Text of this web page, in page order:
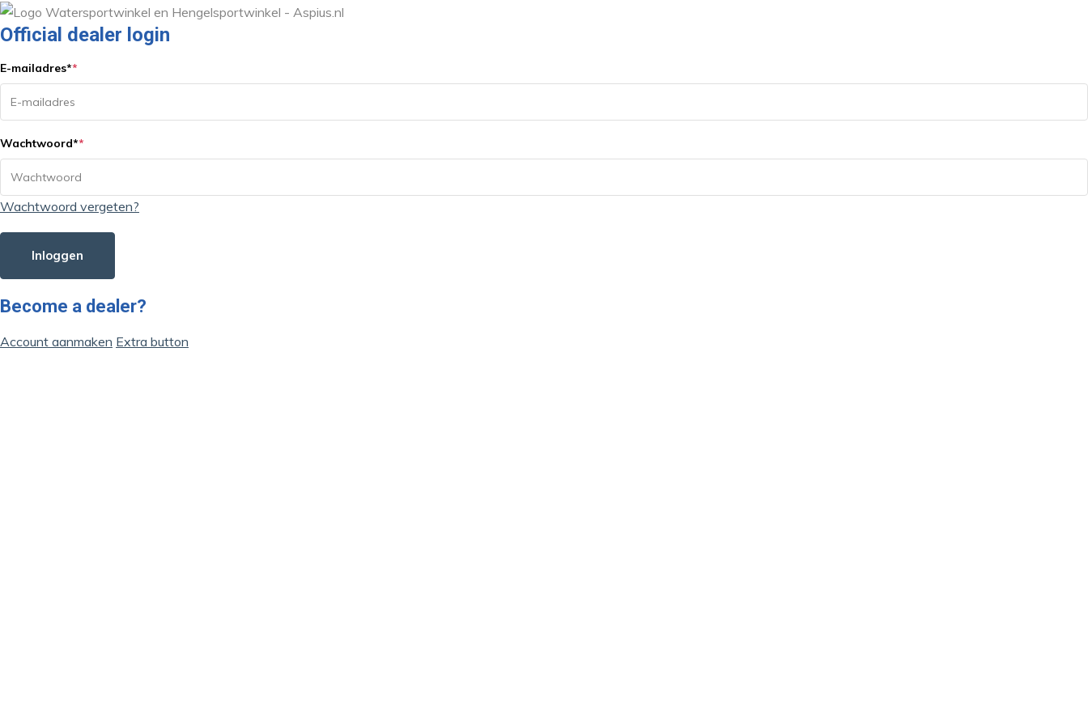
Official dealer login
E-mailadres**
Wachtwoord**
Wachtwoord vergeten?
Inloggen
Become a dealer?
Account aanmaken Extra button